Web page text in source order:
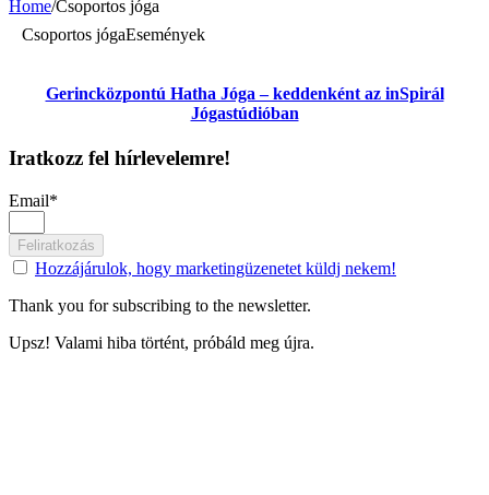
Home/Csoportos jóga
Csoportos jógaEsemények
Gerincközpontú Hatha Jóga – keddenként az inSpirál
Jógastúdióban
Iratkozz fel hírlevelemre!
Email*
Feliratkozás
Hozzájárulok, hogy marketingüzenetet küldj nekem!
Thank you for subscribing to the newsletter.
Upsz! Valami hiba történt, próbáld meg újra.